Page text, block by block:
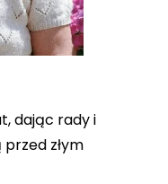
dając rady i
złym